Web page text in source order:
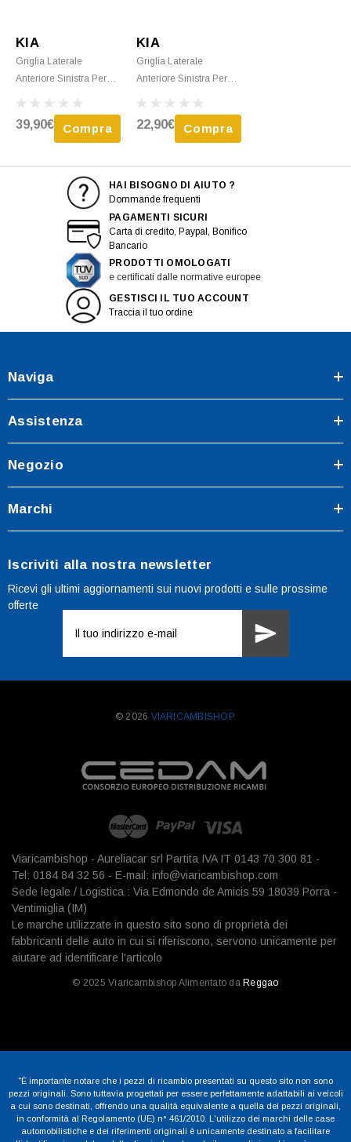
KIA
Griglia Laterale
Anteriore Sinistra Per
2017, Nuova
39,90€ Compra
KIA
Griglia Laterale
Anteriore Sinistra Per
2014, Con Foro
Fendinebbia, Nuova
22,90€ Compra
HAI BISOGNO DI AIUTO ?
Dommande frequenti
PAGAMENTI SICURI
Carta di credito, Paypal, Bonifico
Bancario
PRODOTTI OMOLOGATI
e certificati dalle normative europee
GESTISCI IL TUO ACCOUNT
Traccia il tuo ordine
Naviga
Assistenza
Negozio
Marchi
Iscriviti alla nostra newsletter
Ricevi gli ultimi aggiornamenti sui nuovi prodotti e sulle prossime
offerte
mail
© 2026 VIARICAMBISHOP.
Viaricambishop - Aureliacar srl Partita IVA IT 0143 70 300 81 -
Tel: 0184 84 32 56 - E-mail: info@viaricambishop.com
Sede legale / Logistica : Via Edmondo de Amicis 59 18039 Porra -
Ventimiglia (IM)
Le marche utilizzate in questo sito sono di proprietà dei
fabbricanti delle auto in cui si riferiscono, servono unicamente per
aiutare ad identificare l'articolo
© 2025 Viaricambishop Alimentato da Reggao
"È importante notare che i pezzi di ricambio presentati su questo sito non sono
pezzi originali. Sono tuttavia progettati per essere perfettamente adattabili ai veicoli
a cui sono destinati, offrendo una qualità equivalente a quella dei pezzi originali,
in conformità al Regolamento (UE) n° 461/2010. L'utilizzo dei marchi delle case
automobilistiche e dei riferimenti originali è unicamente destinato a facilitare